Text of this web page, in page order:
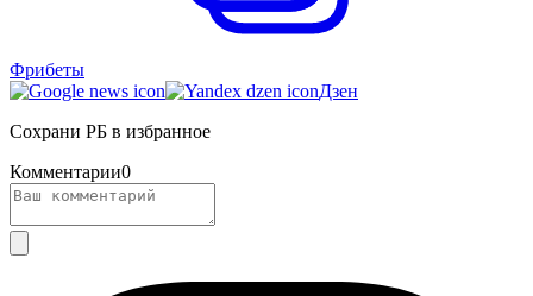
Фрибеты
Дзен
Сохрани РБ в избранное
Комментарии0